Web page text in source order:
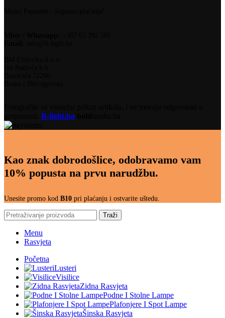
B-light.ba
Kao znak dobrodošlice, odobravamo vam
10% popusta na prvu narudžbu.
Unesite promo kod B10 pri plaćanju i ostvarite uštedu.
Traži
Menu
Rasvjeta
Početna
Lusteri
Visilice
Zidna Rasvjeta
Podne I Stolne Lampe
Plafonjere I Spot Lampe
Šinska Rasvjeta